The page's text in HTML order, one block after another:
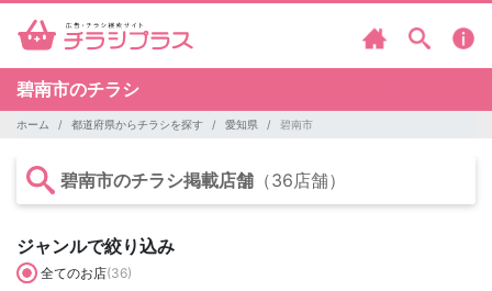
碧南市のチラシ
ホーム 都道府県からチラシを探す 愛知県 碧南市
碧南市のチラシ掲載店舗 （36店舗）
ジャンルで絞り込み
全てのお店(36)